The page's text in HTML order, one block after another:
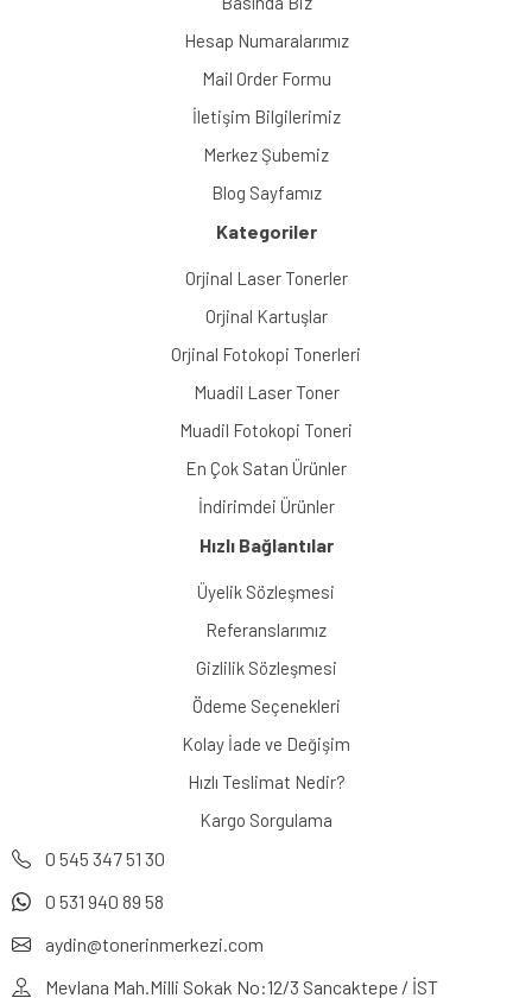
Hesap Numaralarımız
Mail Order Formu
İletişim Bilgilerimiz
Merkez Şubemiz
Blog Sayfamız
Kategoriler
Orjinal Laser Tonerler
Orjinal Kartuşlar
Orjinal Fotokopi Tonerleri
Muadil Laser Toner
Muadil Fotokopi Toneri
En Çok Satan Ürünler
İndirimdei Ürünler
Hızlı Bağlantılar
Üyelik Sözleşmesi
Referanslarımız
Gizlilik Sözleşmesi
Ödeme Seçenekleri
Kolay İade ve Değişim
Hızlı Teslimat Nedir?
Kargo Sorgulama
0 545 347 51 30
0 531 940 89 58
aydin@tonerinmerkezi.com
Mevlana Mah.Milli Sokak No:12/3 Sancaktepe / İST